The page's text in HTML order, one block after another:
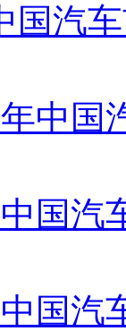
国汽
中国
国汽
国汽